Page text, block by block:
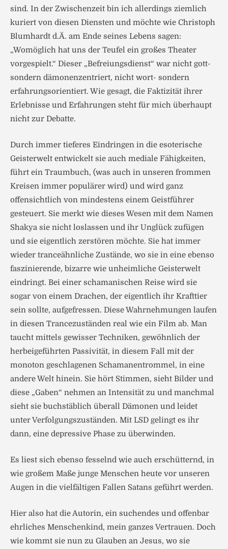
sind. In der Zwischenzeit bin ich allerdings ziemlich
kuriert von diesen Diensten und möchte wie Christoph
Blumhardt d.Ä. am Ende seines Lebens sagen:
„Womöglich hat uns der Teufel ein großes Theater
vorgespielt.“ Dieser „Befreiungsdienst“ war nicht gott-
sondern dämonenzentriert, nicht wort- sondern
erfahrungsorientiert. Wie gesagt, die Faktizität ihrer
Erlebnisse und Erfahrungen steht für mich überhaupt
nicht zur Debatte.
Durch immer tieferes Eindringen in die esoterische
Geisterwelt entwickelt sie auch mediale Fähigkeiten,
führt ein Traumbuch, (was auch in unseren frommen
Kreisen immer populärer wird) und wird ganz
offensichtlich von mindestens einem Geistführer
gesteuert. Sie merkt wie dieses Wesen mit dem Namen
Shakya sie nicht loslassen und ihr Unglück zufügen
und sie eigentlich zerstören möchte. Sie hat immer
wieder tranceähnliche Zustände, wo sie in eine ebenso
faszinierende, bizarre wie unheimliche Geisterwelt
eindringt. Bei einer schamanischen Reise wird sie
sogar von einem Drachen, der eigentlich ihr Krafttier
sein sollte, aufgefressen. Diese Wahrnehmungen laufen
in diesen Trancezuständen real wie ein Film ab. Man
taucht mittels gewisser Techniken, gewöhnlich der
herbeigeführten Passivität, in diesem Fall mit der
monoton geschlagenen Schamanentrommel, in eine
andere Welt hinein. Sie hört Stimmen, sieht Bilder und
diese „Gaben“ nehmen an Intensität zu und manchmal
sieht sie buchstäblich überall Dämonen und leidet
unter Verfolgungszuständen. Mit LSD gelingt es ihr
dann, eine depressive Phase zu überwinden.
Es liest sich ebenso fesselnd wie auch erschütternd, in
wie großem Maße junge Menschen heute vor unseren
Augen in die vielfältigen Fallen Satans geführt werden.
Hier also hat die Autorin, ein suchendes und offenbar
ehrliches Menschenkind, mein ganzes Vertrauen. Doch
wie kommt sie nun zu Glauben an Jesus, wo sie